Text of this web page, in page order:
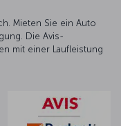
Mieten Sie ein Auto
Die Avis-
mit einer Laufleistung